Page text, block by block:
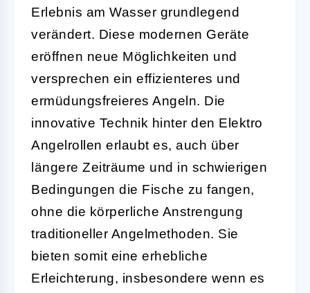
Erlebnis am Wasser grundlegend
verändert. Diese modernen Geräte
eröffnen neue Möglichkeiten und
versprechen ein effizienteres und
ermüdungsfreieres Angeln. Die
innovative Technik hinter den Elektro
Angelrollen erlaubt es, auch über
längere Zeiträume und in schwierigen
Bedingungen die Fische zu fangen,
ohne die körperliche Anstrengung
traditioneller Angelmethoden. Sie
bieten somit eine erhebliche
Erleichterung, insbesondere wenn es